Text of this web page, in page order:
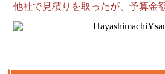
他社で見積りを取ったが、予算金